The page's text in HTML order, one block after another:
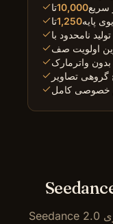
تا10,000سریع
تا1,250پایه
اولویت صف
بدون واترمارک
گروهی تصاویر
خصوصی کامل
Seedance 2.0 چیست، چگونه با سایر مدل‌های ویدیوی